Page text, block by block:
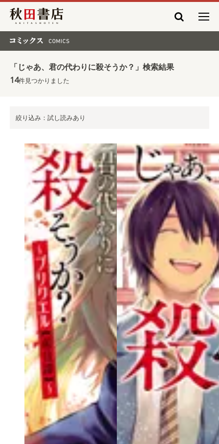
秋田書店
「じゃあ、君の代わりに殺そうか？」検索結果
14件見つかりました
絞り込み：試し読みあり